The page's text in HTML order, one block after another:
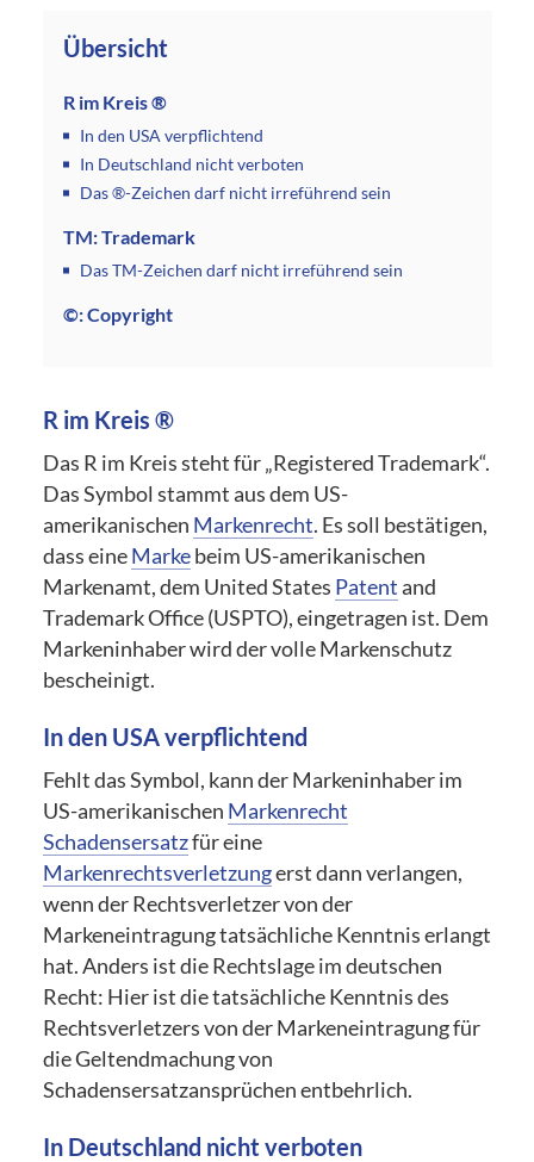
Übersicht
R im Kreis ®
In den USA verpflichtend
In Deutschland nicht verboten
Das ®-Zeichen darf nicht irreführend sein
TM: Trademark
Das TM-Zeichen darf nicht irreführend sein
©: Copyright
R im Kreis ®
Das R im Kreis steht für „Registered Trademark“.
Das Symbol stammt aus dem US-
amerikanischen Markenrecht. Es soll bestätigen,
dass eineMarkebeim US-amerikanischen
Markenamt, dem United States Patentand
Trademark Office (USPTO), eingetragen ist. Dem
Markeninhaber wird der volle Markenschutz
bescheinigt.
In den USA verpflichtend
Fehlt das Symbol, kann der Markeninhaber im
US-amerikanischen Markenrecht
Schadensersatzfür eine
Markenrechtsverletzungerst dann verlangen,
wenn der Rechtsverletzer von der
Markeneintragung tatsächliche Kenntnis erlangt
hat. Anders ist die Rechtslage im deutschen
Recht: Hier ist die tatsächliche Kenntnis des
Rechtsverletzers von der Markeneintragung für
die Geltendmachung von
Schadensersatzansprüchen entbehrlich.
In Deutschland nicht verboten